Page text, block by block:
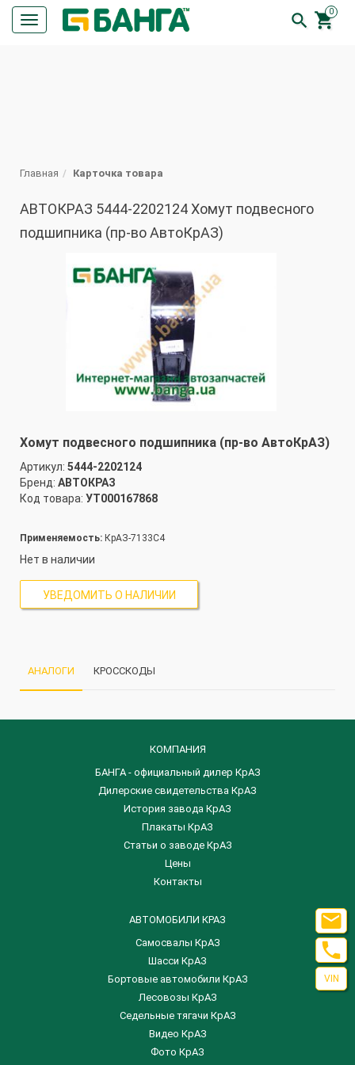
Кнопка
меню
0


Главная Карточка товара
АВТОКРАЗ 5444-2202124 Хомут подвесного
подшипника (пр-во АвтоКрАЗ)
Хомут подвесного подшипника (пр-во АвтоКрАЗ)
Артикул: 5444-2202124
Бренд: АВТОКРАЗ
Код товара: УТ000167868
Применяемость: КрАЗ-7133С4
Нет в наличии
УВЕДОМИТЬ О НАЛИЧИИ
АНАЛОГИ КРОССКОДЫ
КОМПАНИЯ
БАНГА - официальный дилер КрАЗ
Дилерские свидетельства КрАЗ
История завода КрАЗ
Плакаты КрАЗ
Статьи о заводе КрАЗ
Цены
Контакты
АВТОМОБИЛИ КРАЗ
Самосвалы КрАЗ
Шасси КрАЗ
Бортовые автомобили КрАЗ
Лесовозы КрАЗ
Седельные тягачи КрАЗ
Видео КрАЗ
Фото КрАЗ


VIN